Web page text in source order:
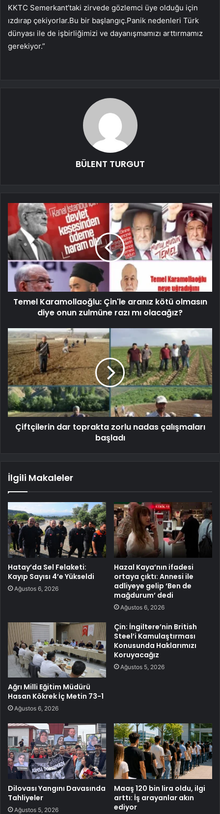
KKTC Semerkant’taki zirvede gözlemci üye olduğu için
ızdırap çekiyorlar.Bu bir başlangıç.Panik nedenleri Türk
dünyası ile de işbirliğimizi ve dayanışmamızı arttırmamız
gerekiyor.”
BÜLENT TURGUT
Temel Karamollaoğlu: Çin'le aranız kötü olmasın
diye onun zulmüne razı mı olacağız?
Çiftçilerin dar toprakta zorlu nadas çalışmaları
başladı
İlgili Makaleler
Hatay’da Sel Felaketi:
Kayıp Sayısı 4’e Yükseldi
Ağustos 6, 2026
Hazal Kaya’nın ifadesi
ortaya çıktı: Annesi ile
adliyeye gelip ‘Ben de
mağdurum’ dedi
Ağustos 6, 2026
Ağrı Milli Eğitim Müdürü
Hasan Kökrek İç Metin 73-1
Ağustos 6, 2026
Çin: İngiltere’nin British
Steel’i Kamulaştırması
Konusunda Haklarımızı
Koruyacağız
Ağustos 5, 2026
Dilovası Yangını Davasında
Tahliyeler
Ağustos 5, 2026
Maaş 120 bin lira oldu, ilgi
arttı: İş arayanlar akın
ediyor